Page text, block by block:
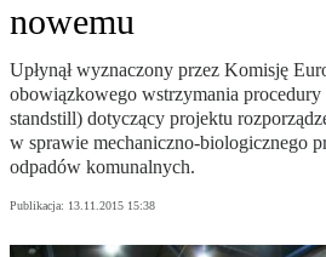
nowemu
Upłynął wyznaczony przez Komisję
obowiązkowego wstrzymania
standstill) dotyczący projektu
w sprawie mechaniczno-biologicznego
odpadów komunalnych.
Publikacja: 13.11.2015 15:38